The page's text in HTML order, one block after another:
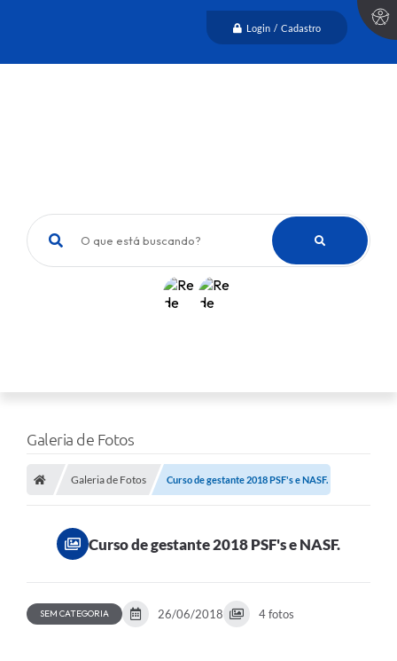
Login / Cadastro
O que está buscando?
Galeria de Fotos
Galeria de Fotos Curso de gestante 2018 PSF's e NASF.
Curso de gestante 2018 PSF's e NASF.
SEM CATEGORIA 26/06/2018 4 fotos